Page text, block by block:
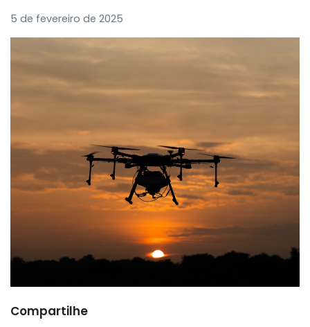
5 de fevereiro de 2025
Compartilhe